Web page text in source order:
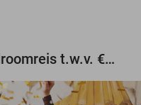
Maak gratis kans op een droomreis t.w.v. €3.000!